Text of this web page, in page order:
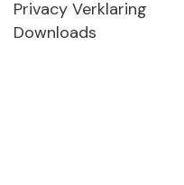
Privacy Verklaring
Downloads